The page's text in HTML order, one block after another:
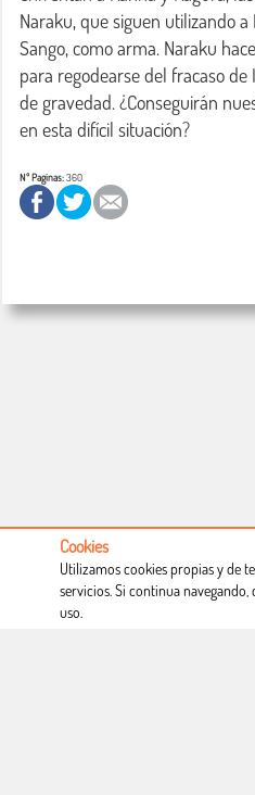
Naraku, que siguen utilizando
Sango, como arma. Naraku
para regodearse del fracaso
de gravedad. ¿Conseguirán
en esta difícil situación?
Nº Paginas:360
Condiciones de uso
Cookies
Utilizamos cookies propias y de
servicios. Si continua
uso.